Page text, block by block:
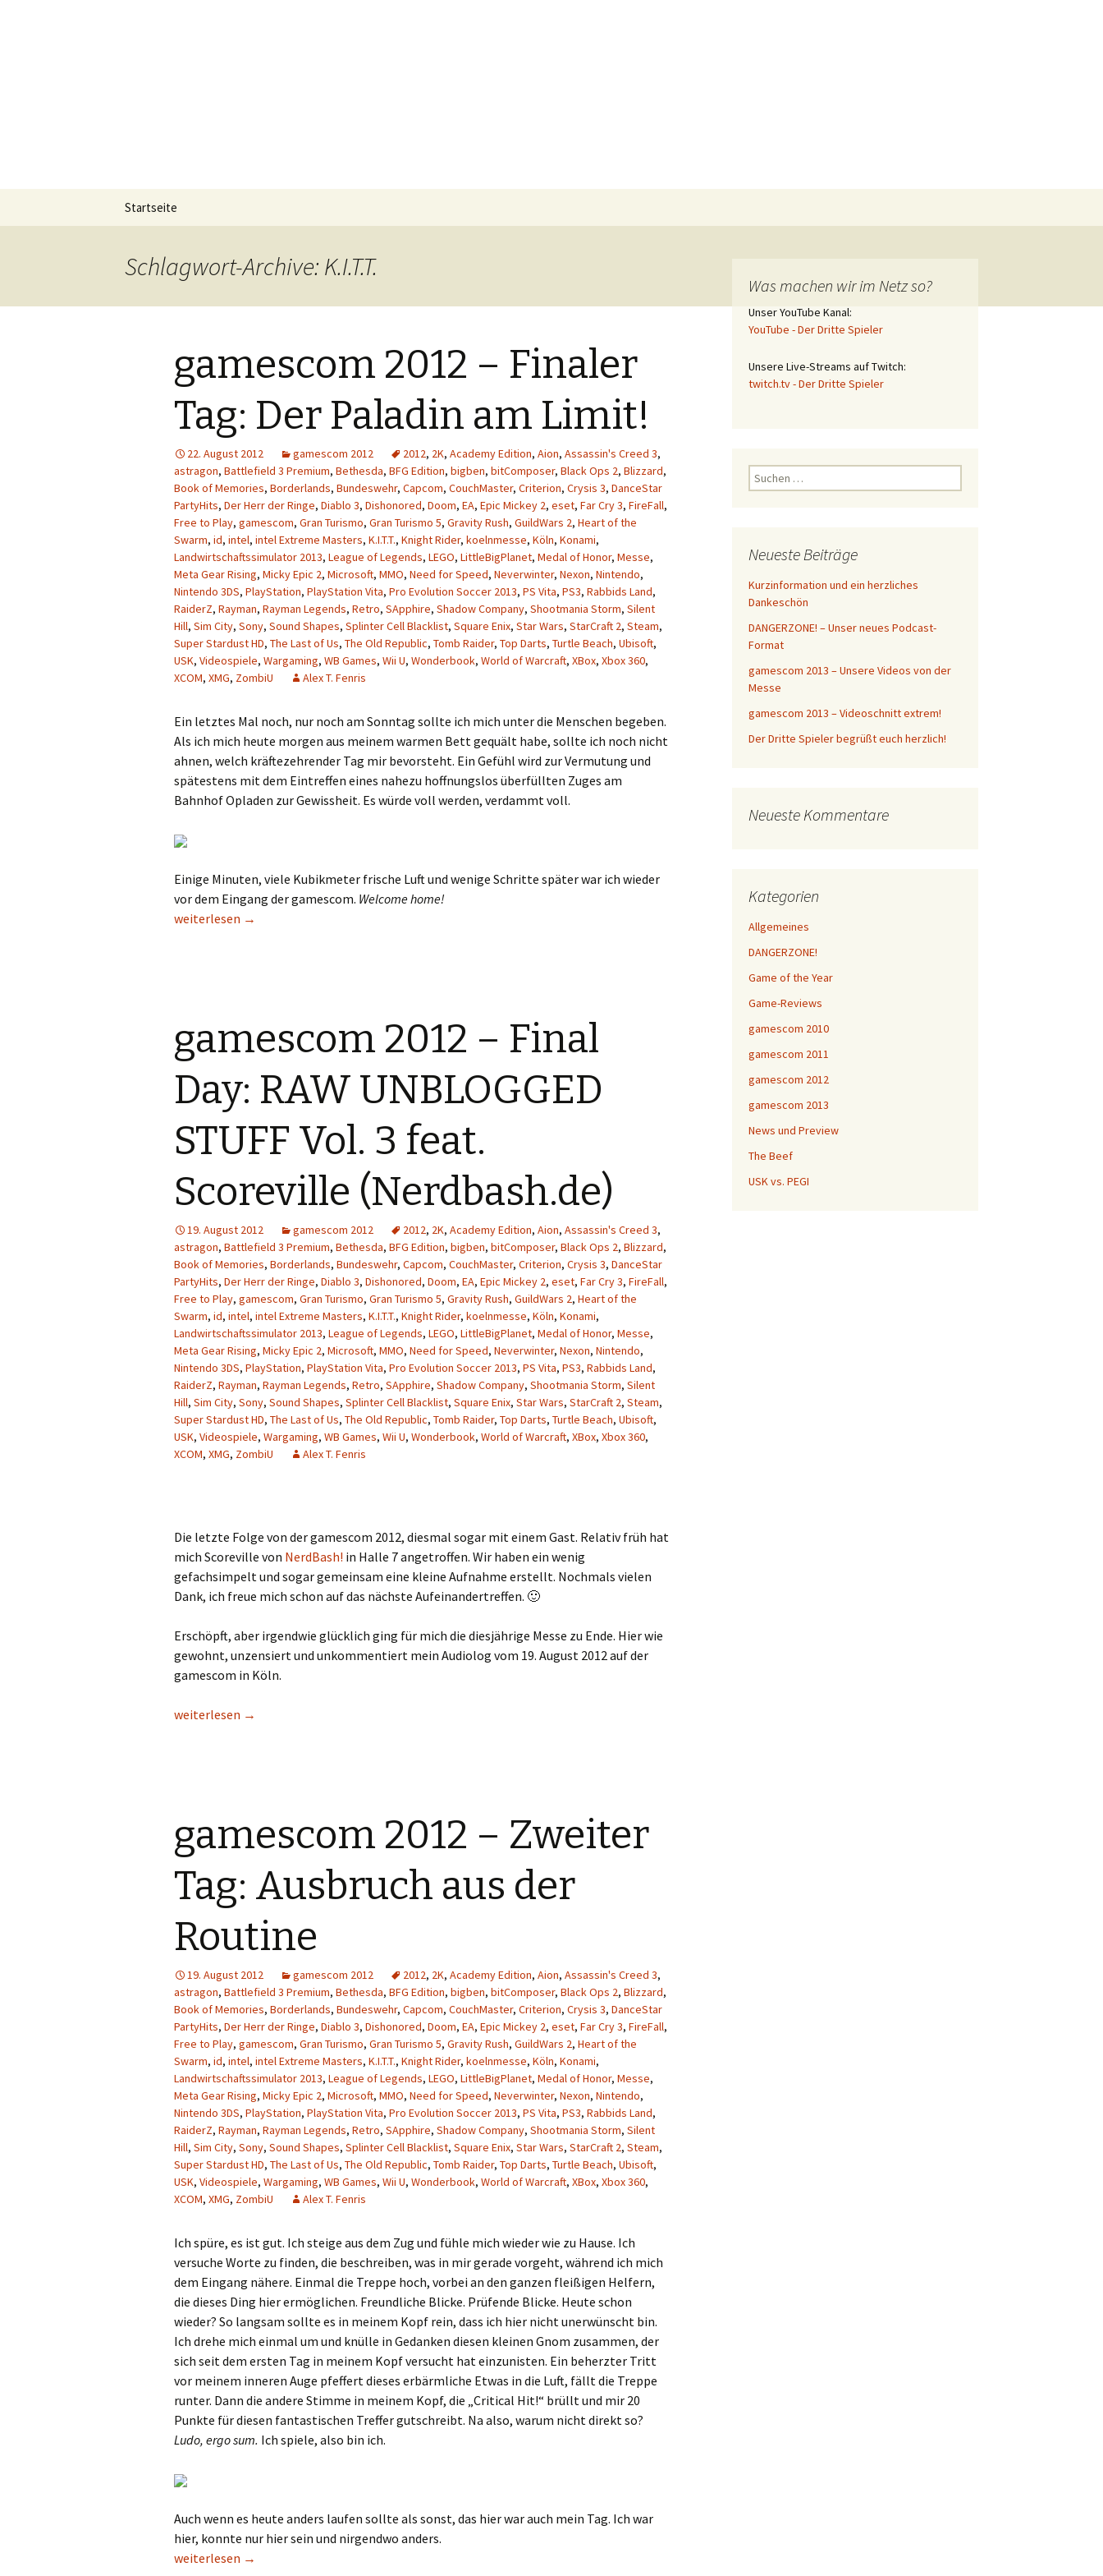
Springe
Startseite
Schlagwort-Archive: K.I.T.T.
gamescom 2012 – Finaler
Tag: Der Paladin am Limit!
22. August 2012 gamescom 2012 2012, 2K, Academy Edition, Aion, Assassin's Creed 3,
astragon, Battlefield 3 Premium, Bethesda, BFG Edition, bigben, bitComposer, Black Ops 2, Blizzard,
Book of Memories, Borderlands, Bundeswehr, Capcom, CouchMaster, Criterion, Crysis 3, DanceStar
PartyHits, Der Herr der Ringe, Diablo 3, Dishonored, Doom, EA, Epic Mickey 2, eset, Far Cry 3, FireFall,
Free to Play, gamescom, Gran Turismo, Gran Turismo 5, Gravity Rush, GuildWars 2, Heart of the
Swarm, id, intel, intel Extreme Masters, K.I.T.T., Knight Rider, koelnmesse, Köln, Konami,
Landwirtschaftssimulator 2013, League of Legends, LEGO, LittleBigPlanet, Medal of Honor, Messe,
Meta Gear Rising, Micky Epic 2, Microsoft, MMO, Need for Speed, Neverwinter, Nexon, Nintendo,
Nintendo 3DS, PlayStation, PlayStation Vita, Pro Evolution Soccer 2013, PS Vita, PS3, Rabbids Land,
RaiderZ, Rayman, Rayman Legends, Retro, SApphire, Shadow Company, Shootmania Storm, Silent
Hill, Sim City, Sony, Sound Shapes, Splinter Cell Blacklist, Square Enix, Star Wars, StarCraft 2, Steam,
Super Stardust HD, The Last of Us, The Old Republic, Tomb Raider, Top Darts, Turtle Beach, Ubisoft,
USK, Videospiele, Wargaming, WB Games, Wii U, Wonderbook, World of Warcraft, XBox, Xbox 360,
XCOM, XMG, ZombiU Alex T. Fenris
Ein letztes Mal noch, nur noch am Sonntag sollte ich mich unter die Menschen begeben.
Als ich mich heute morgen aus meinem warmen Bett gequält habe, sollte ich noch nicht
ahnen, welch kräftezehrender Tag mir bevorsteht. Ein Gefühl wird zur Vermutung und
spätestens mit dem Eintreffen eines nahezu hoffnungslos überfüllten Zuges am
Bahnhof Opladen zur Gewissheit. Es würde voll werden, verdammt voll.
Einige Minuten, viele Kubikmeter frische Luft und wenige Schritte später war ich wieder
vor dem Eingang der gamescom. Welcome home!
gamescom 2012 – Finaler Tag: Der Paladin am Limit!
weiterlesen →
gamescom 2012 – Final
Day: RAW UNBLOGGED
STUFF Vol. 3 feat.
Scoreville (Nerdbash.de)
19. August 2012 gamescom 2012 2012, 2K, Academy Edition, Aion, Assassin's Creed 3,
astragon, Battlefield 3 Premium, Bethesda, BFG Edition, bigben, bitComposer, Black Ops 2, Blizzard,
Book of Memories, Borderlands, Bundeswehr, Capcom, CouchMaster, Criterion, Crysis 3, DanceStar
PartyHits, Der Herr der Ringe, Diablo 3, Dishonored, Doom, EA, Epic Mickey 2, eset, Far Cry 3, FireFall,
Free to Play, gamescom, Gran Turismo, Gran Turismo 5, Gravity Rush, GuildWars 2, Heart of the
Swarm, id, intel, intel Extreme Masters, K.I.T.T., Knight Rider, koelnmesse, Köln, Konami,
Landwirtschaftssimulator 2013, League of Legends, LEGO, LittleBigPlanet, Medal of Honor, Messe,
Meta Gear Rising, Micky Epic 2, Microsoft, MMO, Need for Speed, Neverwinter, Nexon, Nintendo,
Nintendo 3DS, PlayStation, PlayStation Vita, Pro Evolution Soccer 2013, PS Vita, PS3, Rabbids Land,
RaiderZ, Rayman, Rayman Legends, Retro, SApphire, Shadow Company, Shootmania Storm, Silent
Hill, Sim City, Sony, Sound Shapes, Splinter Cell Blacklist, Square Enix, Star Wars, StarCraft 2, Steam,
Super Stardust HD, The Last of Us, The Old Republic, Tomb Raider, Top Darts, Turtle Beach, Ubisoft,
USK, Videospiele, Wargaming, WB Games, Wii U, Wonderbook, World of Warcraft, XBox, Xbox 360,
XCOM, XMG, ZombiU Alex T. Fenris
Die letzte Folge von der gamescom 2012, diesmal sogar mit einem Gast. Relativ früh hat
mich Scoreville von NerdBash! in Halle 7 angetroffen. Wir haben ein wenig
gefachsimpelt und sogar gemeinsam eine kleine Aufnahme erstellt. Nochmals vielen
Dank, ich freue mich schon auf das nächste Aufeinandertreffen. 🙂
Erschöpft, aber irgendwie glücklich ging für mich die diesjährige Messe zu Ende. Hier wie
gewohnt, unzensiert und unkommentiert mein Audiolog vom 19. August 2012 auf der
gamescom in Köln.
gamescom 2012 – Final Day: RAW UNBLOGGED STUFF Vol. 3 feat. Scoreville (Nerdbash.de)
weiterlesen →
gamescom 2012 – Zweiter
Tag: Ausbruch aus der
Routine
19. August 2012 gamescom 2012 2012, 2K, Academy Edition, Aion, Assassin's Creed 3,
astragon, Battlefield 3 Premium, Bethesda, BFG Edition, bigben, bitComposer, Black Ops 2, Blizzard,
Book of Memories, Borderlands, Bundeswehr, Capcom, CouchMaster, Criterion, Crysis 3, DanceStar
PartyHits, Der Herr der Ringe, Diablo 3, Dishonored, Doom, EA, Epic Mickey 2, eset, Far Cry 3, FireFall,
Free to Play, gamescom, Gran Turismo, Gran Turismo 5, Gravity Rush, GuildWars 2, Heart of the
Swarm, id, intel, intel Extreme Masters, K.I.T.T., Knight Rider, koelnmesse, Köln, Konami,
Landwirtschaftssimulator 2013, League of Legends, LEGO, LittleBigPlanet, Medal of Honor, Messe,
Meta Gear Rising, Micky Epic 2, Microsoft, MMO, Need for Speed, Neverwinter, Nexon, Nintendo,
Nintendo 3DS, PlayStation, PlayStation Vita, Pro Evolution Soccer 2013, PS Vita, PS3, Rabbids Land,
RaiderZ, Rayman, Rayman Legends, Retro, SApphire, Shadow Company, Shootmania Storm, Silent
Hill, Sim City, Sony, Sound Shapes, Splinter Cell Blacklist, Square Enix, Star Wars, StarCraft 2, Steam,
Super Stardust HD, The Last of Us, The Old Republic, Tomb Raider, Top Darts, Turtle Beach, Ubisoft,
USK, Videospiele, Wargaming, WB Games, Wii U, Wonderbook, World of Warcraft, XBox, Xbox 360,
XCOM, XMG, ZombiU Alex T. Fenris
Ich spüre, es ist gut. Ich steige aus dem Zug und fühle mich wieder wie zu Hause. Ich
versuche Worte zu finden, die beschreiben, was in mir gerade vorgeht, während ich mich
dem Eingang nähere. Einmal die Treppe hoch, vorbei an den ganzen fleißigen Helfern,
die dieses Ding hier ermöglichen. Freundliche Blicke. Prüfende Blicke. Heute schon
wieder? So langsam sollte es in meinem Kopf rein, dass ich hier nicht unerwünscht bin.
Ich drehe mich einmal um und knülle in Gedanken diesen kleinen Gnom zusammen, der
sich seit dem ersten Tag in meinem Kopf versucht hat einzunisten. Ein beherzter Tritt
vor meinem inneren Auge pfeffert dieses erbärmliche Etwas in die Luft, fällt die Treppe
runter. Dann die andere Stimme in meinem Kopf, die „Critical Hit!“ brüllt und mir 20
Punkte für diesen fantastischen Treffer gutschreibt. Na also, warum nicht direkt so?
Ludo, ergo sum. Ich spiele, also bin ich.
Auch wenn es heute anders laufen sollte als sonst, das hier war auch mein Tag. Ich war
hier, konnte nur hier sein und nirgendwo anders.
gamescom 2012 – Zweiter Tag: Ausbruch aus der Routine
weiterlesen →
Was machen wir im Netz so?
Unser YouTube Kanal:
YouTube - Der Dritte Spieler
Unsere Live-Streams auf Twitch:
twitch.tv - Der Dritte Spieler
u
n
a
c
h
:
Neueste Beiträge
Kurzinformation und ein herzliches
Dankeschön
DANGERZONE! – Unser neues Podcast-
Format
gamescom 2013 – Unsere Videos von der
Messe
gamescom 2013 – Videoschnitt extrem!
Der Dritte Spieler begrüßt euch herzlich!
Neueste Kommentare
Kategorien
Allgemeines
DANGERZONE!
Game of the Year
Game-Reviews
gamescom 2010
gamescom 2011
gamescom 2012
gamescom 2013
News und Preview
The Beef
USK vs. PEGI